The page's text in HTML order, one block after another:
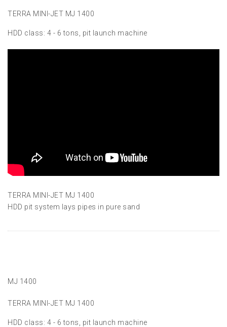
TERRA MINI-JET MJ 1400
HDD class: 4 - 6 tons, pit launch machine
TERRA MINI-JET MJ 1400
HDD pit system lays pipes in pure sand
MJ 1400
TERRA MINI-JET MJ 1400
HDD class: 4 - 6 tons, pit launch machine